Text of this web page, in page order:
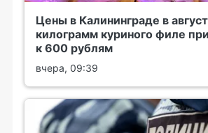
Цены в Калининграде в
килограмм куриного филе
к 600 рублям
вчера, 09:39